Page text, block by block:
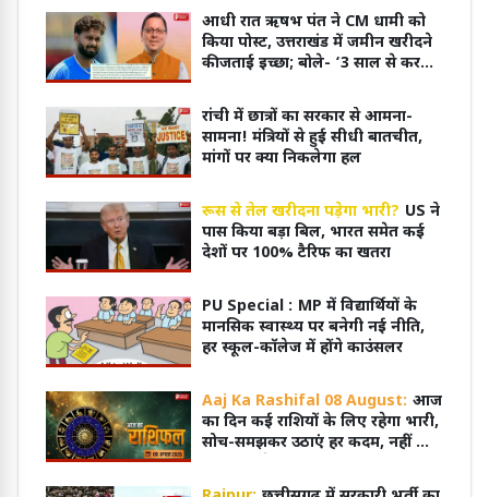
आधी रात ऋषभ पंत ने CM धामी को
किया पोस्ट, उत्तराखंड में जमीन खरीदने
की जताई इच्छा; बोले- ‘3 साल से कर
रांची में छात्रों का सरकार से आमना-
सामना! मंत्रियों से हुई सीधी बातचीत,
मांगों पर क्या निकलेगा हल
रूस से तेल खरीदना पड़ेगा भारी? US ने
पास किया बड़ा बिल, भारत समेत कई
देशों पर 100% टैरिफ का खतरा
PU Special : MP में विद्यार्थियों के
मानसिक स्वास्थ्य पर बनेगी नई नीति,
हर स्कूल-कॉलेज में होंगे काउंसलर
Aaj Ka Rashifal 08 August: आज
का दिन कई राशियों के लिए रहेगा भारी,
सोच-समझकर उठाएं हर कदम, नहीं तो